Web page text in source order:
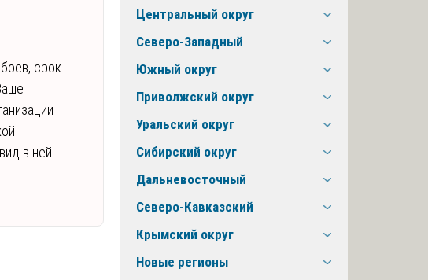
срок
в ней
Центральный округ
Северо-Западный
Южный округ
Приволжский округ
Уральский округ
Сибирский округ
Дальневосточный
Северо-Кавказский
Крымский округ
Новые регионы